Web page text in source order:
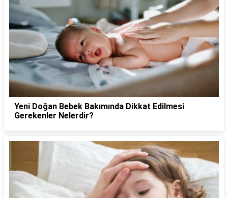
Yeni Doğan Bebek Bakımında Dikkat Edilmesi
Gerekenler Nelerdir?